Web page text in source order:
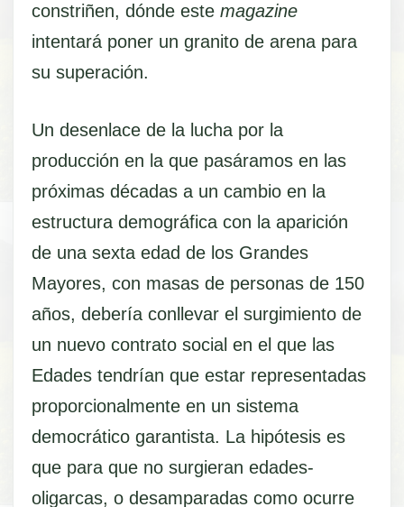
constriñen, dónde este magazine
intentará poner un granito de arena para
su superación.
Un desenlace de la lucha por la
producción en la que pasáramos en las
próximas décadas a un cambio en la
estructura demográfica con la aparición
de una sexta edad de los Grandes
Mayores, con masas de personas de 150
años, debería conllevar el surgimiento de
un nuevo contrato social en el que las
Edades tendrían que estar representadas
proporcionalmente en un sistema
democrático garantista. La hipótesis es
que para que no surgieran edades-
oligarcas, o desamparadas como ocurre